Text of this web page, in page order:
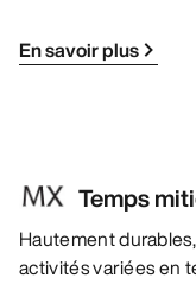
En savoir plus
Temps
Hautement
activités variées en